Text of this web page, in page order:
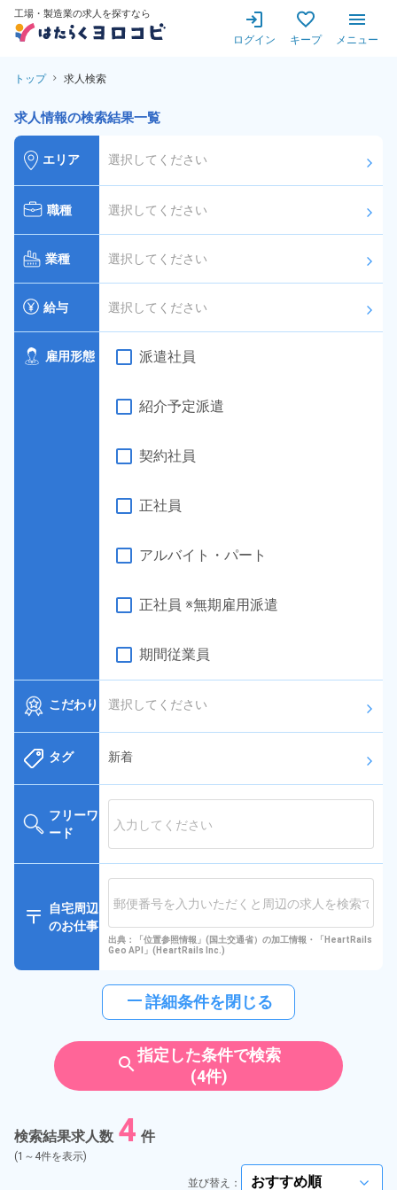
工場・製造業の求人を探すなら
ログイン キープ メニュー
トップ 求人検索
求人情報の検索結果一覧
エリア 選択してください arrow_forward_ios
職種 選択してください arrow_forward_ios
業種 選択してください arrow_forward_ios
給与 選択してください arrow_forward_ios
雇用形態 派遣社員
紹介予定派遣
契約社員
正社員
アルバイト・パート
正社員 ※無期雇用派遣
期間従業員
こだわり 選択してください arrow_forward_ios
タグ 新着 arrow_forward_ios
フリーワ
ード
自宅周辺
のお仕事
出典：「位置参照情報」(国土交通省）の加工情報・「HeartRails
Geo API」(HeartRails Inc.)
horizontal_rule詳細条件を閉じる
search指定した条件で検索
(4件)
検索結果求人数 4 件
(1～4件を表示)
並び替え： arrow_forward_ios